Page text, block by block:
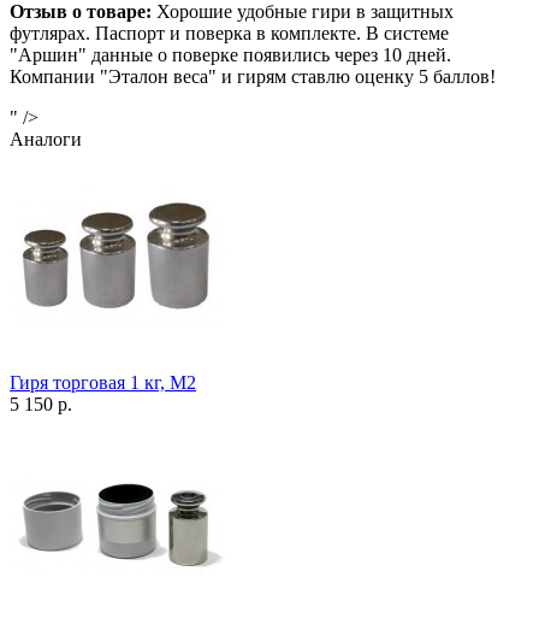
Отзыв о товаре: Хорошие удобные гири в защитных
футлярах. Паспорт и поверка в комплекте. В системе
"Аршин" данные о поверке появились через 10 дней.
Компании "Эталон веса" и гирям ставлю оценку 5 баллов!
" />
Аналоги
Гиря торговая 1 кг, М2
5 150 р.